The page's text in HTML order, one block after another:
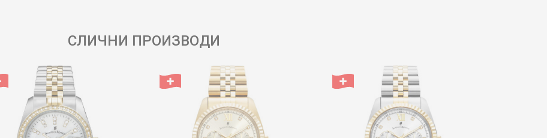
СЛИЧНИ ПРОИЗВОДИ